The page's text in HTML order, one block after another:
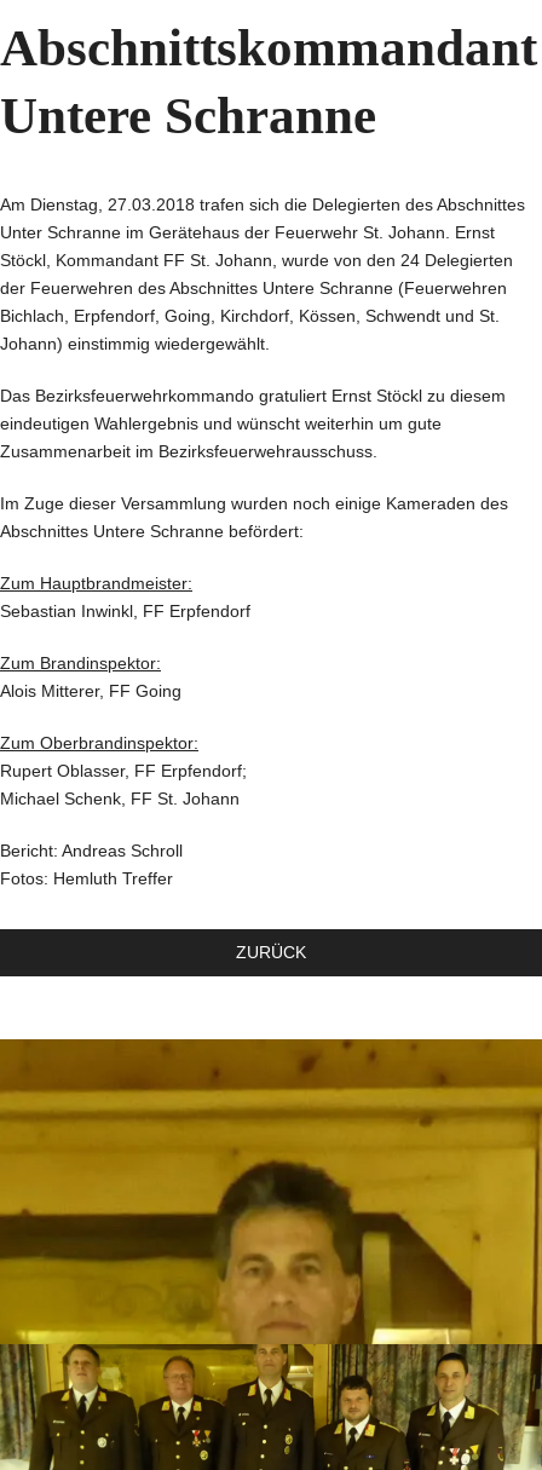
Abschnittskommandant
Untere Schranne
Am Dienstag, 27.03.2018 trafen sich die Delegierten des Abschnittes
Unter Schranne im Gerätehaus der Feuerwehr St. Johann. Ernst
Stöckl, Kommandant FF St. Johann, wurde von den 24 Delegierten
der Feuerwehren des Abschnittes Untere Schranne (Feuerwehren
Bichlach, Erpfendorf, Going, Kirchdorf, Kössen, Schwendt und St.
Johann) einstimmig wiedergewählt.
Das Bezirksfeuerwehrkommando gratuliert Ernst Stöckl zu diesem
eindeutigen Wahlergebnis und wünscht weiterhin um gute
Zusammenarbeit im Bezirksfeuerwehrausschuss.
Im Zuge dieser Versammlung wurden noch einige Kameraden des
Abschnittes Untere Schranne befördert:
Zum Hauptbrandmeister:
Sebastian Inwinkl, FF Erpfendorf
Zum Brandinspektor:
Alois Mitterer, FF Going
Zum Oberbrandinspektor:
Rupert Oblasser, FF Erpfendorf;
Michael Schenk, FF St. Johann
Bericht: Andreas Schroll
Fotos: Hemluth Treffer
ZURÜCK